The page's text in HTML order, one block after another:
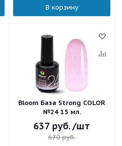
В корзину
Bloom База Strong COLOR
№24 15 мл.
637 руб. /шт
670руб.